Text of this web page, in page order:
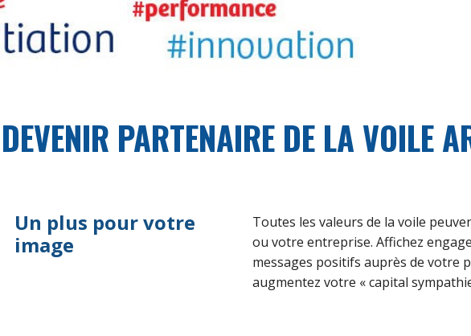
PARTENAIRE DE LA VOILE
Un plus pour votre
image
Toutes les valeurs de la voile
ou votre entreprise. Affichez
messages positifs auprès de votre
augmentez votre « capital